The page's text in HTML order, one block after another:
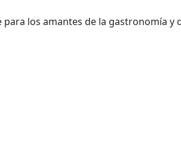
los amantes de la gastronomía y